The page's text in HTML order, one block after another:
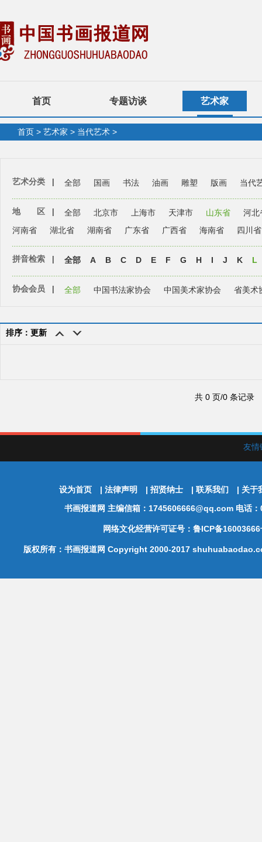
首页 专题访谈 艺术家
首页 > 艺术家 > 当代艺术 >
艺术分类 | 全部 国画 书法 油画 雕塑 版画 当代
地 区 | 全部 北京市 上海市 天津市 山东省
河北
河南省
湖北省 湖南省 广东省 广西省 海南省 四川省
拼音检索 | 全部 A B C D E F G H I J K L
协会会员 | 全部 中国书法家协会 中国美术家协会 省美术
排序：更新
共 0 页/0 条记录
友
设为首页 | 法律声明 | 招贤纳士 | 联系我们 | 关于
书画报道网 主编信箱：1745606666@qq.com 电话
网络文化经营许可证号：鲁ICP备
版权所有：书画报道网 Copyright 2000-2017